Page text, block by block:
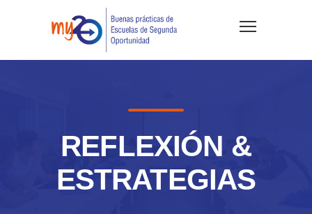
REFLEXIÓN &
ESTRATEGIAS